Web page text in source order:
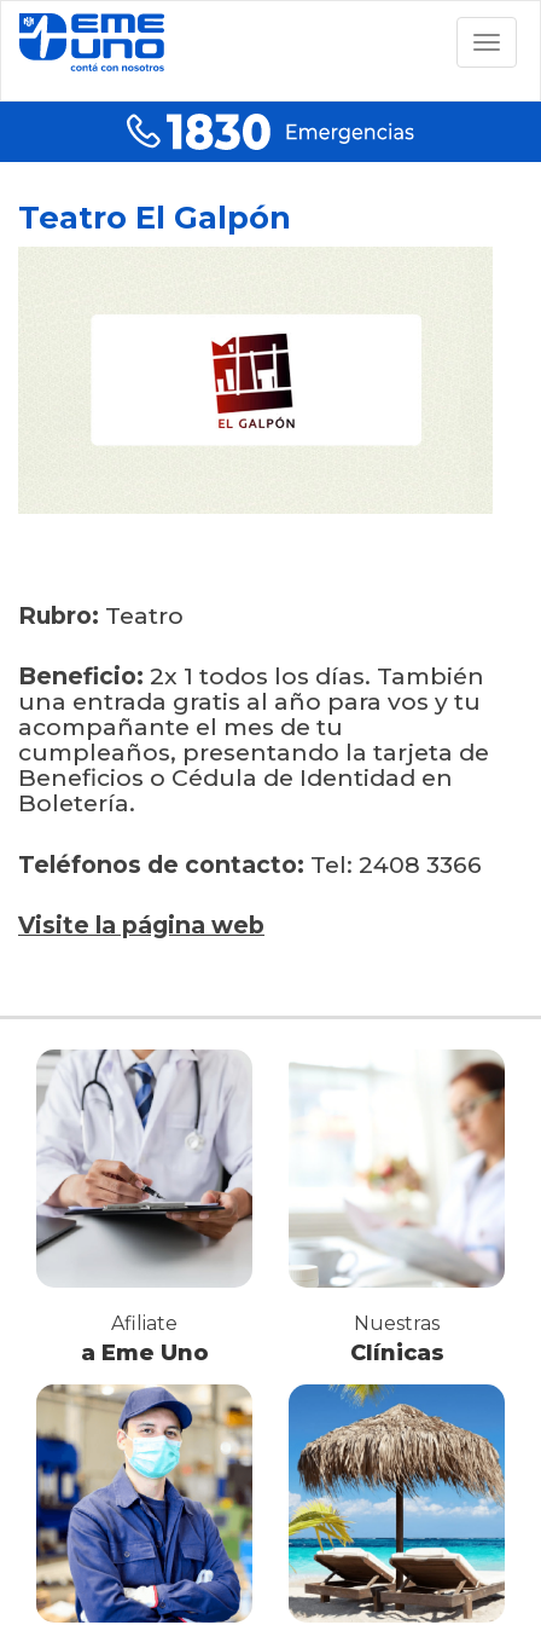
Teatro El Galpón
Rubro: Teatro
Beneficio: 2x 1 todos los días. También
una entrada gratis al año para vos y tu
acompañante el mes de tu
cumpleaños, presentando la tarjeta de
Beneficios o Cédula de Identidad en
Boletería.
Teléfonos de contacto: Tel: 2408 3366
Visite la página web
Afiliate
a Eme Uno
Nuestras
Clínicas